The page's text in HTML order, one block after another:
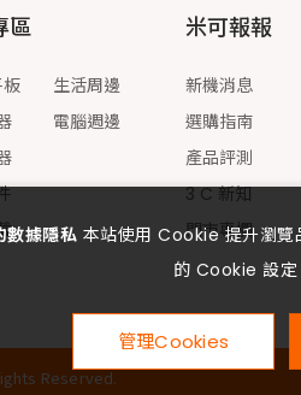
區
生活周邊
電腦週邊
米可報報
新機消息
選購指南
產品評測
3 C 新知
門市專欄
Reserved.
數據隱私 本站使用 Cookie 提升瀏覽
的 Cookie 設定
管理Cookies